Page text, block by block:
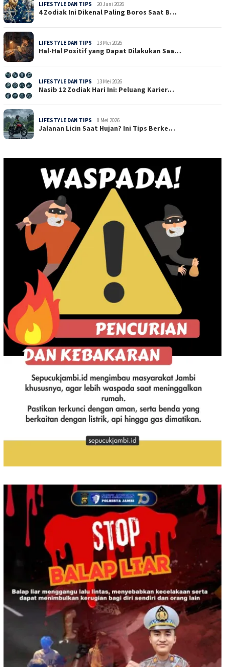
LIFESTYLE DAN TIPS 20 Juni 2026
4 Zodiak Ini Dikenal Paling Boros Saat B…
LIFESTYLE DAN TIPS 13 Mei 2026
Hal-Hal Positif yang Dapat Dilakukan Saa…
LIFESTYLE DAN TIPS 13 Mei 2026
Nasib 12 Zodiak Hari Ini: Peluang Karier…
LIFESTYLE DAN TIPS 8 Mei 2026
Jalanan Licin Saat Hujan? Ini Tips Berke…